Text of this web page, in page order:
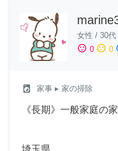
女性 / 30代
sentiment_satisfied 0 sentiment_neutral 0
local_laundry_service 家事 ▸ 家の掃除
《長期》一般家庭の